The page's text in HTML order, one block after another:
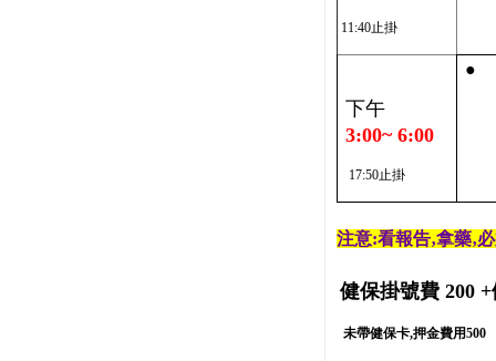
11:40止掛
下午
3:00~ 6:00
17:50止掛
●
注意:看報告‚拿藥‚
健保掛號費 200 +
未帶健保卡,押金費用500